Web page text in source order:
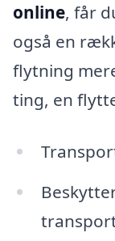
online, får
også en
flytning
ting, en